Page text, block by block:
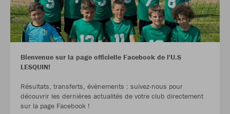
Bienvenue sur la page officielle Facebook de l'U.S
LESQUIN!
Résultats, transferts, évènements : suivez-nous pour
découvrir les dernières actualités de votre club directement
sur la page Facebook !